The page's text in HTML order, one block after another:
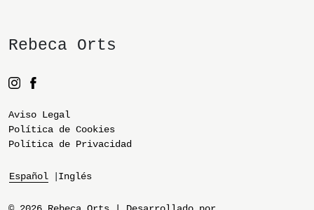
Rebeca Orts
Aviso Legal
Política de Cookies
Política de Privacidad
Español Inglés